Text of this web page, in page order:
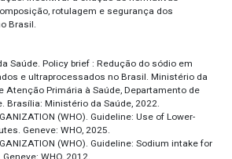
rotulagem e segurança dos
Brasil.
Saúde. Policy brief : Redução do sódio em
e ultraprocessados no Brasil. Ministério da
Atenção Primária à Saúde, Departamento de
Brasília: Ministério da Saúde, 2022.
(WHO). Guideline: Use of Lower-
Geneve: WHO, 2025.
(WHO). Guideline: Sodium intake for
WHO, 2012.